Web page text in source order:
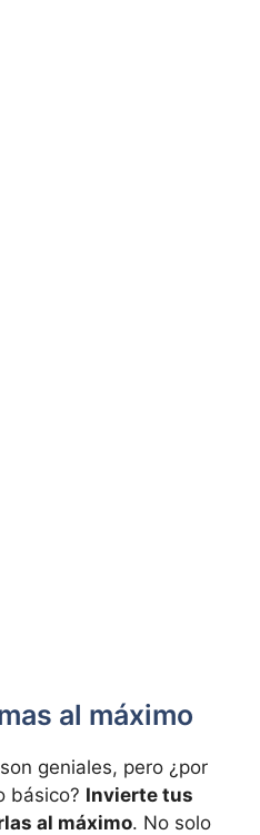
al máximo
geniales, pero ¿por
básico? Invierte tus
al máximo. No solo